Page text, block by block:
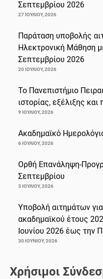
Σεπτεμβρίου 2026
27 ΙΟΥΛΊΟΥ, 2026
Παράταση υποβολής
Ηλεκτρονική Μάθηση
Σεπτεμβρίου 2026
20 ΙΟΥΛΊΟΥ, 2026
Το Πανεπιστήμιο
ιστορίας, εξέλιξης
9 ΙΟΥΛΊΟΥ, 2026
Ακαδημαϊκό
6 ΙΟΥΛΊΟΥ, 2026
Ορθή Επανάληψη-
Σεπτεμβρίου
3 ΙΟΥΛΊΟΥ, 2026
Υποβολή αιτημάτων
ακαδημαϊκού έτους
Ιουνίου 2026 έως την
30 ΙΟΥΝΊΟΥ, 2026
Χρήσιμοι